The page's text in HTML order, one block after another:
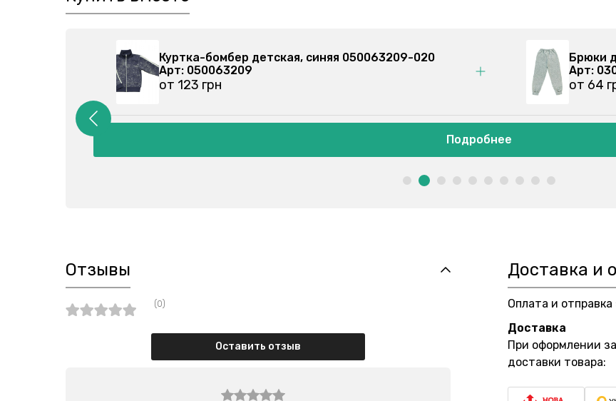
Куртка-бомбер детская, синяя 050063209-020
Арт: 050063209
от 123 грн
Подробнее
Отзывы
(0)
Оставить отзыв
Доставка и
Оплата и
Доставка
При оформлении
доставки товара: